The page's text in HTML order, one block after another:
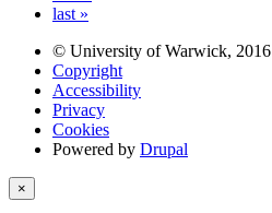
last »
© University of Warwick, 2016
Copyright
Accessibility
Privacy
Cookies
Powered by Drupal
×